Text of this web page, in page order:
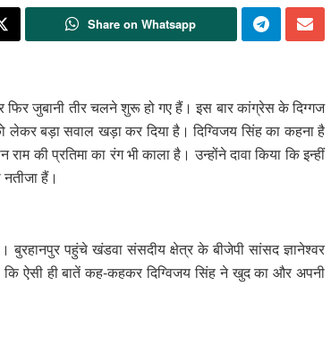
Share on Whatsapp
फिर जुबानी तीर चलने शुरू हो गए हैं। इस बार कांग्रेस के दिग्गज
लेकर बड़ा सवाल खड़ा कर दिया है। दिग्विजय सिंह का कहना है
की प्रतिमा का रंग भी काला है। उन्होंने दावा किया कि इन्हीं
हैं।
बुरहानपुर पहुंचे खंडवा संसदीय क्षेत्र के बीजेपी सांसद ज्ञानेश्वर
ऐसी ही बातें कह-कहकर दिग्विजय सिंह ने खुद का और अपनी